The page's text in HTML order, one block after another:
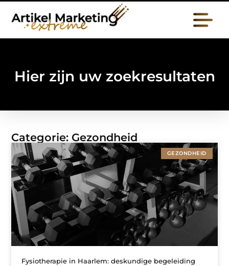
Hier zijn uw zoekresultaten
Categorie: Gezondheid
GEZONDHEID
Fysiotherapie in Haarlem: deskundige begeleiding